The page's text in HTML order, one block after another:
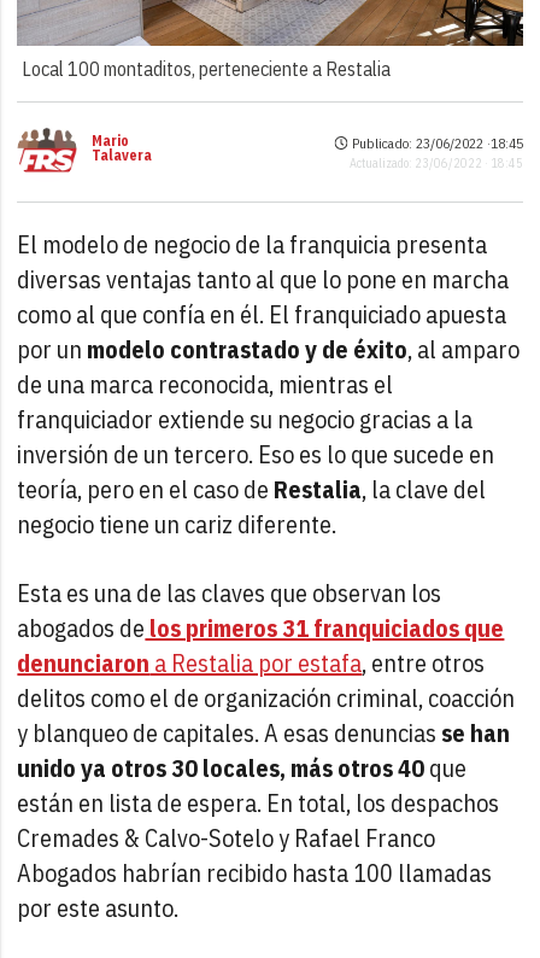
Local 100 montaditos, perteneciente a Restalia
Mario
Talavera
Publicado: 23/06/2022 ·18:45
Actualizado: 23/06/2022 · 18:45
El modelo de negocio de la franquicia presenta
diversas ventajas tanto al que lo pone en marcha
como al que confía en él. El franquiciado apuesta
por un modelo contrastado y de éxito, al amparo
de una marca reconocida, mientras el
franquiciador extiende su negocio gracias a la
inversión de un tercero. Eso es lo que sucede en
teoría, pero en el caso de Restalia, la clave del
negocio tiene un cariz diferente.
Esta es una de las claves que observan los
abogados de los primeros 31 franquiciados que
denunciaron a Restalia por estafa, entre otros
delitos como el de organización criminal, coacción
y blanqueo de capitales. A esas denuncias se han
unido ya otros 30 locales, más otros 40que
están en lista de espera. En total, los despachos
Cremades & Calvo-Sotelo y Rafael Franco
Abogados habrían recibido hasta 100 llamadas
por este asunto.